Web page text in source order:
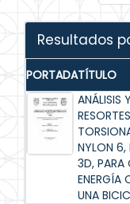
Resultados
PORTADATÍTULO
ANÁLISIS
RESORTES
NYLON 6,
3D, PARA
ENERGÍA
UNA